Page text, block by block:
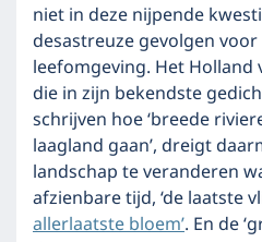
niet in deze nijpende
desastreuze gevolgen
leefomgeving. Het Holland
die in zijn bekendste
schrijven hoe ‘breede
laagland gaan’, dreigt
landschap te veranderen
afzienbare tijd, ‘de laatste
allerlaatste bloem’. En de